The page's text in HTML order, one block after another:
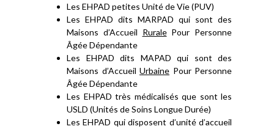
Les EHPAD petites Unité de Vie (PUV)
Les EHPAD dits MARPAD qui sont des
Maisons d’Accueil RuralePour Personne
Âgée Dépendante
Les EHPAD dits MAPAD qui sont des
Maisons d’Accueil Urbaine Pour Personne
Âgée Dépendante
Les EHPAD très médicalisés que sont les
USLD (Unités de Soins Longue Durée)
Les EHPAD qui disposent d’unité d’accueil